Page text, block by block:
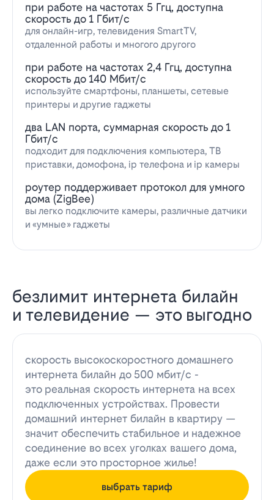
при работе на частотах 5 Ггц, доступна
скорость до 1 Гбит/с
для онлайн-игр, телевидения SmartTV,
отдаленной работы и многого другого
при работе на частотах 2,4 Ггц, доступна
скорость до 140 Мбит/с
используйте смартфоны, планшеты, сетевые
принтеры и другие гаджеты
два LAN порта, суммарная скорость до 1
Гбит/с
подходит для подключения компьютера, ТВ
приставки, домофона, ip телефона и ip камеры
роутер поддерживает протокол для умного
дома (ZigBee)
вы легко подключите камеры, различные датчики
и «умные» гаджеты
безлимит интернета билайн
и телевидение — это выгодно
скорость высокоскоростного домашнего
интернета билайн до 500 мбит/с -
это реальная скорость интернета на всех
подключенных устройствах. Провести
домашний интернет билайн в квартиру —
значит обеспечить стабильное и надежное
соединение во всех уголках вашего дома,
даже если это просторное жилье!
выбрать тариф